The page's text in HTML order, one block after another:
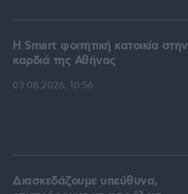
Η Smart φοιτητική κατοικία στην
καρδιά της Αθήνας
03.08.2026, 10:56
Διασκεδάζουμε υπεύθυνα,